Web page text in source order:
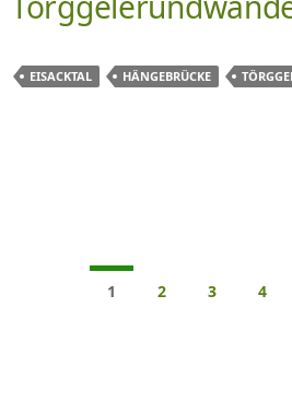
EISACKTAL HÄNGEBRÜCKE
1 2 3 4